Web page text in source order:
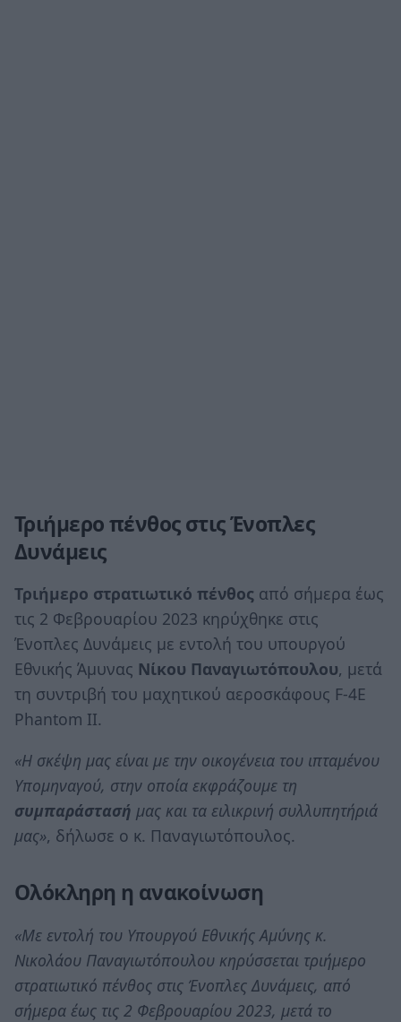
Τριήμερο πένθος στις Ένοπλες
Δυνάμεις
Τριήμερο στρατιωτικό πένθος από σήμερα έως
τις 2 Φεβρουαρίου 2023 κηρύχθηκε στις
Ένοπλες Δυνάμεις με εντολή του υπουργού
Εθνικής Άμυνας Νίκου Παναγιωτόπουλου, μετά
τη συντριβή του μαχητικού αεροσκάφους F-4Ε
Phantom II.
«H σκέψη μας είναι με την οικογένεια του ιπταμένου
Υπομηναγού, στην οποία εκφράζουμε τη
συμπαράστασή μας και τα ειλικρινή συλλυπητήριά
μας», δήλωσε ο κ. Παναγιωτόπουλος.
Ολόκληρη η ανακοίνωση
«Με εντολή του Υπουργού Εθνικής Αμύνης κ.
Νικολάου Παναγιωτόπουλου κηρύσσεται τριήμερο
στρατιωτικό πένθος στις Ένοπλες Δυνάμεις, από
σήμερα έως τις 2 Φεβρουαρίου 2023, μετά το